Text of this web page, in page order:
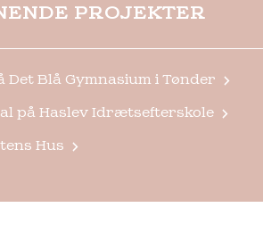
PROJEKTER
Det Blå Gymnasium i Tønder
på Haslev Idrætsefterskole
Hus